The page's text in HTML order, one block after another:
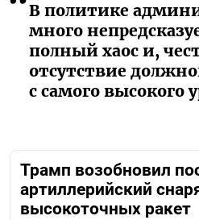
В политике
много
полный хаос и,
отсутствие
с самого высокого
Трамп возобновил
артиллерийский
высокоточных ракет